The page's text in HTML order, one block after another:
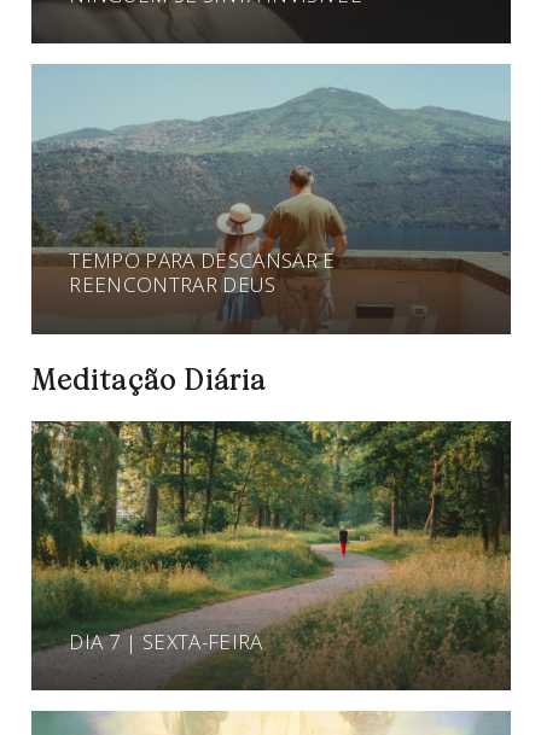
TEMPO PARA DESCANSAR E
REENCONTRAR DEUS
Meditação Diária
DIA 7 | SEXTA-FEIRA